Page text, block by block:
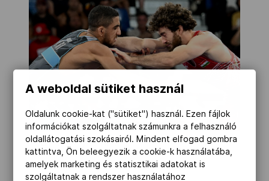
MTI/Illyés Tibor
A weboldal sütiket használ
Oldalunk cookie-kat ("sütiket") használ. Ezen fájlok
információkat szolgáltatnak számunkra a felhasználó
oldallátogatási szokásairól. Mindent elfogad gombra
kattintva, Ön beleegyezik a cookie-k használatába,
amelyek marketing és statisztikai adatokat is
szolgáltatnak a rendszer használatához